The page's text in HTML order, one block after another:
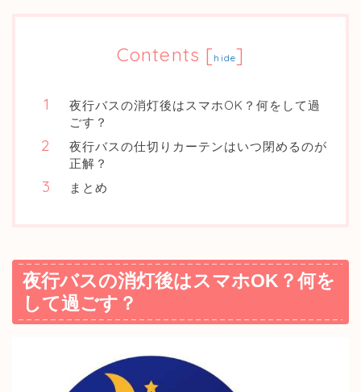
Contents [ hide]
夜行バスの消灯後はスマホOK？何をして過
ごす？
夜行バスの仕切りカーテンはいつ閉めるのが
正解？
まとめ
夜行バスの消灯後はスマホOK？何を
して過ごす？